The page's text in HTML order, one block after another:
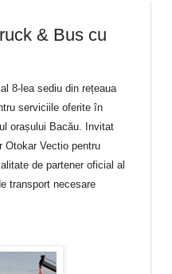
& Bus cu
8-lea sediu din rețeaua
serviciile oferite în
orașului Bacău. Invitat
Otokar Vectio pentru
de partener oficial al
transport necesare